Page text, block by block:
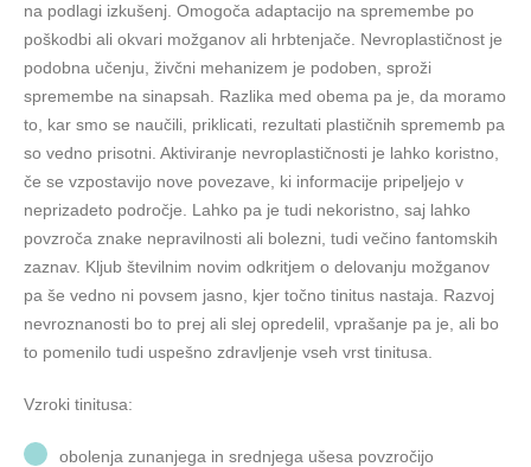
na podlagi izkušenj. Omogoča adaptacijo na spremembe po
poškodbi ali okvari možganov ali hrbtenjače. Nevroplastičnost je
podobna učenju, živčni mehanizem je podoben, sproži
spremembe na sinapsah. Razlika med obema pa je, da moramo
to, kar smo se naučili, priklicati, rezultati plastičnih sprememb pa
so vedno prisotni. Aktiviranje nevroplastičnosti je lahko koristno,
če se vzpostavijo nove povezave, ki informacije pripeljejo v
neprizadeto področje. Lahko pa je tudi nekoristno, saj lahko
povzroča znake nepravilnosti ali bolezni, tudi večino fantomskih
zaznav. Kljub številnim novim odkritjem o delovanju možganov
pa še vedno ni povsem jasno, kjer točno tinitus nastaja. Razvoj
nevroznanosti bo to prej ali slej opredelil, vprašanje pa je, ali bo
to pomenilo tudi uspešno zdravljenje vseh vrst tinitusa.
Vzroki tinitusa:
obolenja zunanjega in srednjega ušesa povzročijo